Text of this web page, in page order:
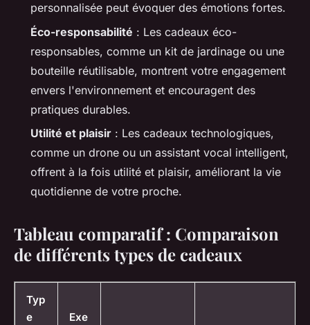
personnalisée peut évoquer des émotions fortes.
Éco-responsabilité : Les cadeaux éco-
responsables, comme un kit de jardinage ou une
bouteille réutilisable, montrent votre engagement
envers l'environnement et encouragent des
pratiques durables.
Utilité et plaisir : Les cadeaux technologiques,
comme un drone ou un assistant vocal intelligent,
offrent à la fois utilité et plaisir, améliorant la vie
quotidienne de votre proche.
Tableau comparatif : Comparaison
de différents types de cadeaux
Typ
e
Exe